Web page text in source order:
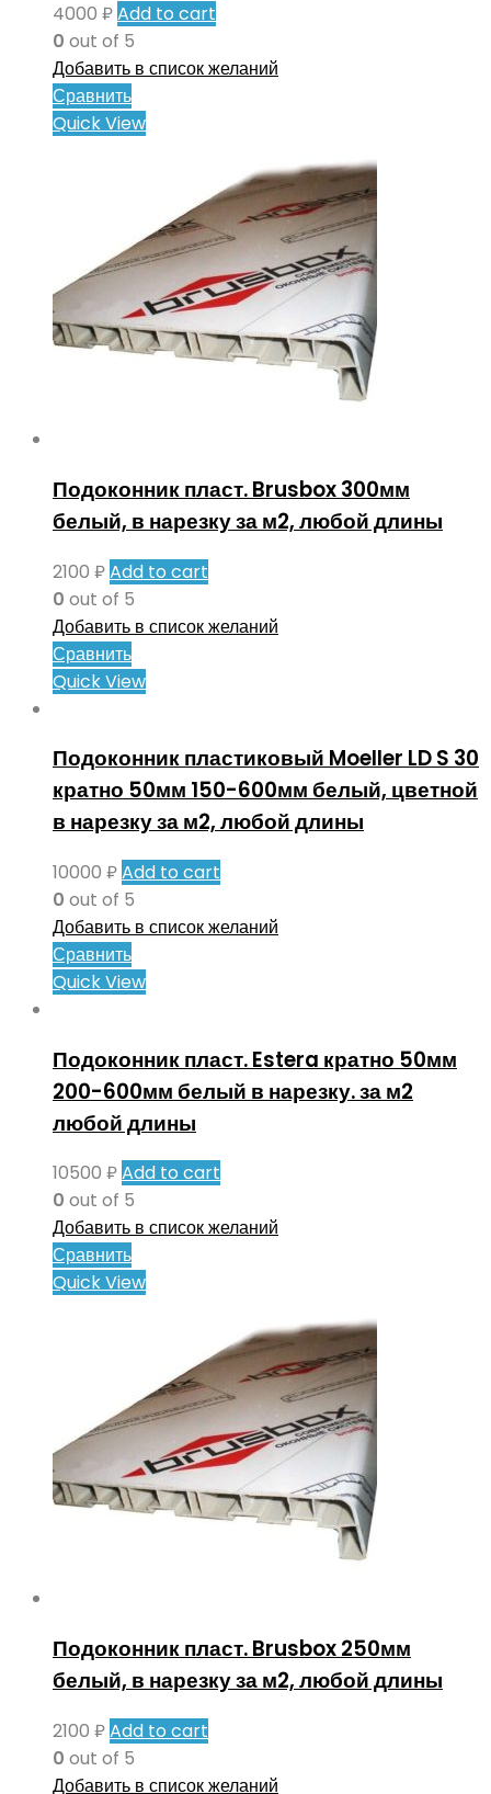
4000 ₽Add to cart
0 out of 5
Добавить в список желаний
Сравнить
Quick View
Подоконник пласт. Brusbox 300мм
белый, в нарезку за м2, любой длины
2100 ₽Add to cart
0 out of 5
Добавить в список желаний
Сравнить
Quick View
Подоконник пластиковый Moeller LD S 30
кратно 50мм 150-600мм белый, цветной
в нарезку за м2, любой длины
10000 ₽Add to cart
0 out of 5
Добавить в список желаний
Сравнить
Quick View
Подоконник пласт. Estera кратно 50мм
200-600мм белый в нарезку. за м2
любой длины
10500 ₽Add to cart
0 out of 5
Добавить в список желаний
Сравнить
Quick View
Подоконник пласт. Brusbox 250мм
белый, в нарезку за м2, любой длины
2100 ₽Add to cart
0 out of 5
Добавить в список желаний